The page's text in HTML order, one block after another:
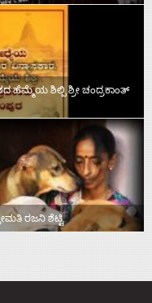
ಹೆಮ್ಮೆಯ ಶಿಲ್ಪಿ ಶ್ರೀ ಚಂದ್ರಕಾಂತ್‌
ರಜನಿ ಶೆಟ್ಟಿ